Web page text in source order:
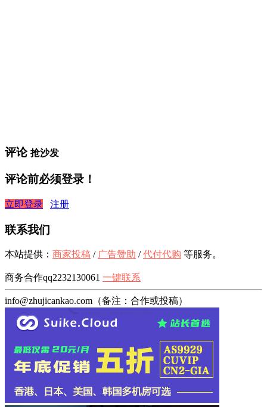
评论 抢沙发
评论前必须登录！
立即登录 注册
联系我们
本站提供： 商家投稿 / 广告赞助 /代付代购 等服务。
商务合作qq2232130061 一键联系
info@zhujicankao.com（备注：合作或投稿）